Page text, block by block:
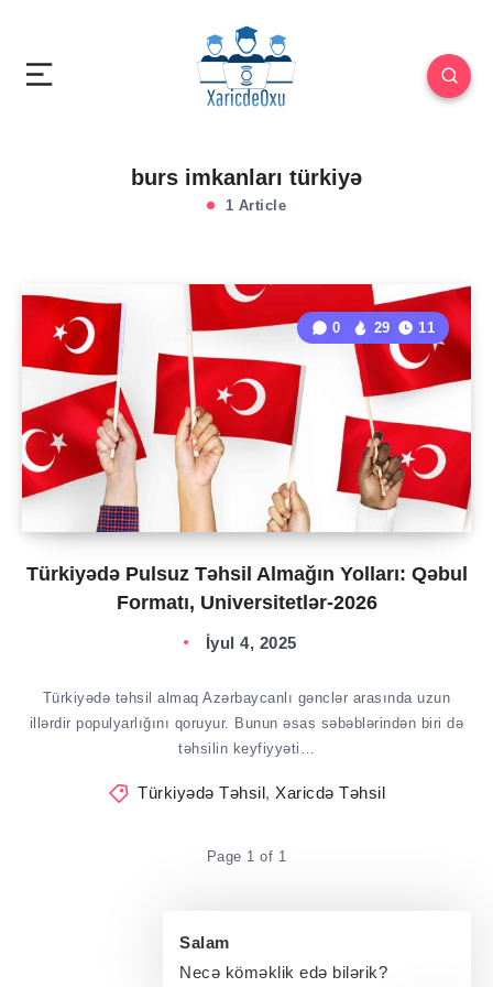
Salam
Necə köməklik edə bilərik?
burs imkanları türkiyə
1 Article
Türkiyədə Pulsuz Təhsil Almağın Yolları: Qəbul
Formatı, Universitetlər-2026
0 29 11
İyul 4, 2025
Türkiyədə təhsil almaq Azərbaycanlı gənclər arasında uzun
illərdir populyarlığını qoruyur. Bunun əsas səbəblərindən biri də
təhsilin keyfiyyəti…
Türkiyədə Təhsil, Xaricdə Təhsil
Page 1 of 1